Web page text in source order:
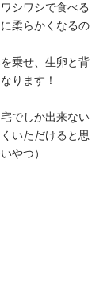
シワシで食べる
柔らかくなるの
乗せ、生卵と背
ります！
でしか出来ない
いただけると思
やつ）